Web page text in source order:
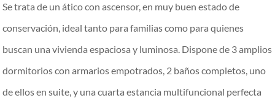
Se trata de un ático con ascensor, en muy buen estado de
conservación, ideal tanto para familias como para quienes
buscan una vivienda espaciosa y luminosa. Dispone de 3 amplios
dormitorios con armarios empotrados, 2 baños completos, uno
de ellos en suite, y una cuarta estancia multifuncional perfecta